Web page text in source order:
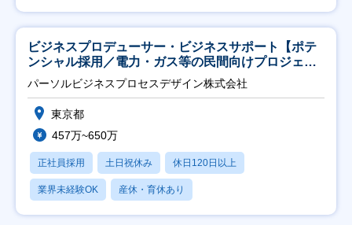
ビジネスプロデューサー・ビジネスサポート【ポテ
ンシャル採用／電力・ガス等の民間向けプロジェク
ト推進】
パーソルビジネスプロセスデザイン株式会社
東京都
457万~650万
正社員採用 土日祝休み 休日120日以上
業界未経験OK 産休・育休あり